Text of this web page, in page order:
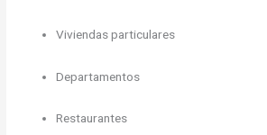
Viviendas particulares
Departamentos
Restaurantes